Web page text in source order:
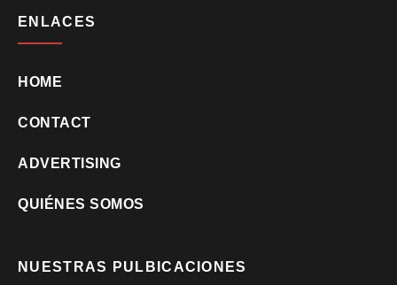
ENLACES
HOME
CONTACT
ADVERTISING
QUIÉNES SOMOS
NUESTRAS PULBICACIONES